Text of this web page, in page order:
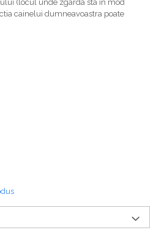
(locul unde zgarda sta in mod
cainelui dumneavoastra poate